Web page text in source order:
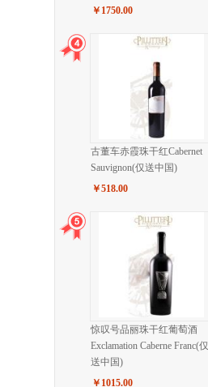
￥1750.00
古董车赤霞珠干红Cabernet
Sauvignon(仅送中国)
￥518.00
惊叹号品丽珠干红葡萄酒
Exclamation Caberne Franc(仅
送中国)
￥1015.00